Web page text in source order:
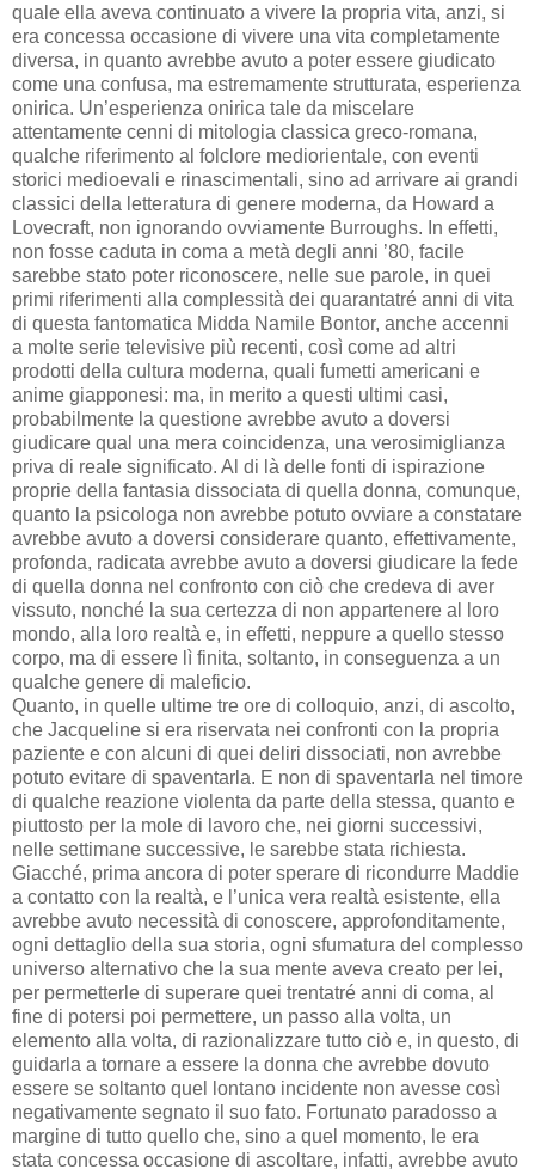
quale ella aveva continuato a vivere la propria vita, anzi, si
era concessa occasione di vivere una vita completamente
diversa, in quanto avrebbe avuto a poter essere giudicato
come una confusa, ma estremamente strutturata, esperienza
onirica. Un’esperienza onirica tale da miscelare
attentamente cenni di mitologia classica greco-romana,
qualche riferimento al folclore mediorientale, con eventi
storici medioevali e rinascimentali, sino ad arrivare ai grandi
classici della letteratura di genere moderna, da Howard a
Lovecraft, non ignorando ovviamente Burroughs. In effetti,
non fosse caduta in coma a metà degli anni ’80, facile
sarebbe stato poter riconoscere, nelle sue parole, in quei
primi riferimenti alla complessità dei quarantatré anni di vita
di questa fantomatica Midda Namile Bontor, anche accenni
a molte serie televisive più recenti, così come ad altri
prodotti della cultura moderna, quali fumetti americani e
anime giapponesi: ma, in merito a questi ultimi casi,
probabilmente la questione avrebbe avuto a doversi
giudicare qual una mera coincidenza, una verosimiglianza
priva di reale significato. Al di là delle fonti di ispirazione
proprie della fantasia dissociata di quella donna, comunque,
quanto la psicologa non avrebbe potuto ovviare a constatare
avrebbe avuto a doversi considerare quanto, effettivamente,
profonda, radicata avrebbe avuto a doversi giudicare la fede
di quella donna nel confronto con ciò che credeva di aver
vissuto, nonché la sua certezza di non appartenere al loro
mondo, alla loro realtà e, in effetti, neppure a quello stesso
corpo, ma di essere lì finita, soltanto, in conseguenza a un
qualche genere di maleficio.
Quanto, in quelle ultime tre ore di colloquio, anzi, di ascolto,
che Jacqueline si era riservata nei confronti con la propria
paziente e con alcuni di quei deliri dissociati, non avrebbe
potuto evitare di spaventarla. E non di spaventarla nel timore
di qualche reazione violenta da parte della stessa, quanto e
piuttosto per la mole di lavoro che, nei giorni successivi,
nelle settimane successive, le sarebbe stata richiesta.
Giacché, prima ancora di poter sperare di ricondurre Maddie
a contatto con la realtà, e l’unica vera realtà esistente, ella
avrebbe avuto necessità di conoscere, approfonditamente,
ogni dettaglio della sua storia, ogni sfumatura del complesso
universo alternativo che la sua mente aveva creato per lei,
per permetterle di superare quei trentatré anni di coma, al
fine di potersi poi permettere, un passo alla volta, un
elemento alla volta, di razionalizzare tutto ciò e, in questo, di
guidarla a tornare a essere la donna che avrebbe dovuto
essere se soltanto quel lontano incidente non avesse così
negativamente segnato il suo fato. Fortunato paradosso a
margine di tutto quello che, sino a quel momento, le era
stata concessa occasione di ascoltare, infatti, avrebbe avuto